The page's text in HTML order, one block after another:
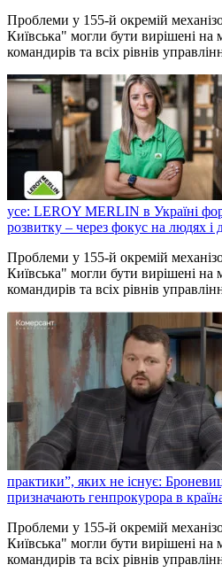
Проблеми у 155-й окремій
Київська" могли бути вирішені на
командирів та всіх рівнів
усе: LEROY MERLIN в Україні
розвитку – через фокус на людях і
Проблеми у 155-й окремій
Київська" могли бути вирішені на
командирів та всіх рівнів
практики”, яких не існує:
призначають генпрокурора в
Проблеми у 155-й окремій
Київська" могли бути вирішені на
командирів та всіх рівнів